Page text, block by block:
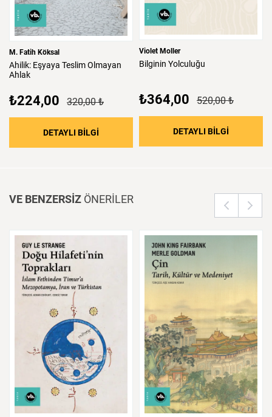
M. Fatih Köksal
Ahilik: Eşyaya TeslimOlmayan
Ahlak
₺224,00 320,00 ₺
DETAYLI BİLGİ : Ahilik: Eşyaya Teslim Olmayan Ahlak
Violet Moller
Bilginin Yolculuğu
₺364,00 520,00 ₺
DETAYLI BİLGİ
VE BENZERSİZ ÖNERİLER